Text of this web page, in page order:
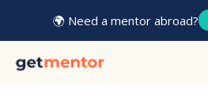
🌍 Need a mentor abroad?